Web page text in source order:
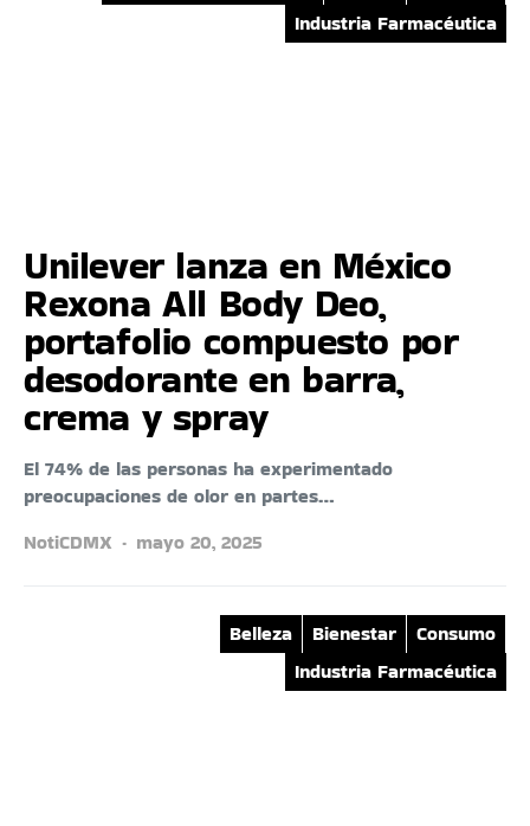
Industria Farmacéutica
Unilever lanza en México
Rexona All Body Deo,
portafolio compuesto por
desodorante en barra,
crema y spray
El 74% de las personas ha experimentado
preocupaciones de olor en partes…
NotiCDMX
mayo 20, 2025
Belleza Bienestar
Consumo
Industria Farmacéutica